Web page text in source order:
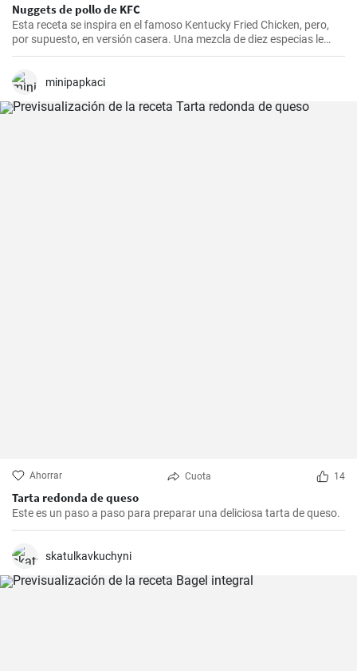
Nuggets de pollo de KFC
Esta receta se inspira en el famoso Kentucky Fried Chicken, pero,
por supuesto, en versión casera. Una mezcla de diez especias le
añade el sabor original.
minipapkaci
Ahorrar Cuota 14
Tarta redonda de queso
Este es un paso a paso para preparar una deliciosa tarta de queso.
skatulkavkuchyni